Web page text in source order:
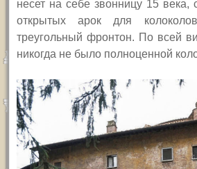
несет на себезвонницу 15 века,
открытых арок для
треугольный фронтон. По всей
никогда не было полноценной